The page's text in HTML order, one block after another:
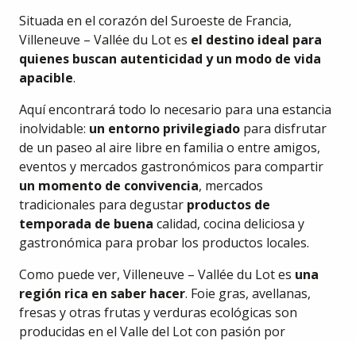
Situada en el corazón del Suroeste de Francia,
Villeneuve – Vallée du Lot es el destino ideal para
quienes buscan autenticidad y un modo de vida
apacible.
Aquí encontrará todo lo necesario para una estancia
inolvidable: un entorno privilegiado para disfrutar
de un paseo al aire libre en familia o entre amigos,
eventos y mercados gastronómicos para compartir
un momento de convivencia, mercados
tradicionales para degustar productos de
temporada de buena calidad, cocina deliciosa y
gastronómica para probar los productos locales.
Como puede ver, Villeneuve – Vallée du Lot es una
región rica en saber hacer. Foie gras, avellanas,
fresas y otras frutas y verduras ecológicas son
producidas en el Valle del Lot con pasión por